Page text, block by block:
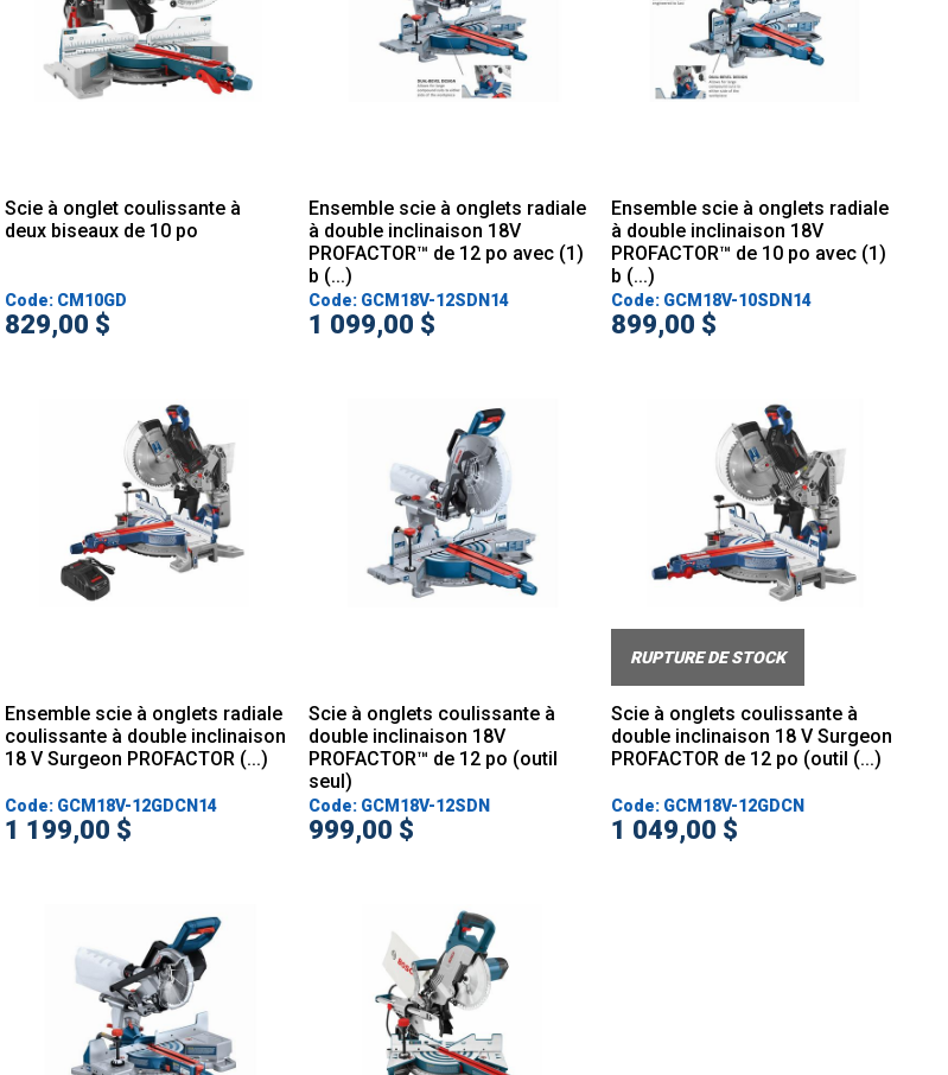
Scie à onglet coulissante à
deux biseaux de 10 po
Code: CM10GD
829,00 $
Ensemble scie à onglets radiale
à double inclinaison 18V
PROFACTOR™ de 12 po avec (1)
b (...)
Code: GCM18V-12SDN14
1 099,00 $
Ensemble scie à onglets radiale
à double inclinaison 18V
PROFACTOR™ de 10 po avec (1)
b (...)
Code: GCM18V-10SDN14
899,00 $
Ensemble scie à onglets radiale
coulissante à double inclinaison
18 V Surgeon PROFACTOR (...)
Code: GCM18V-12GDCN14
1 199,00 $
Scie à onglets coulissante à
double inclinaison 18V
PROFACTOR™ de 12 po (outil
seul)
Code: GCM18V-12SDN
999,00 $
RUPTURE DE STOCK
Scie à onglets coulissante à
double inclinaison 18 V Surgeon
PROFACTOR de 12 po (outil (...)
Code: GCM18V-12GDCN
1 049,00 $